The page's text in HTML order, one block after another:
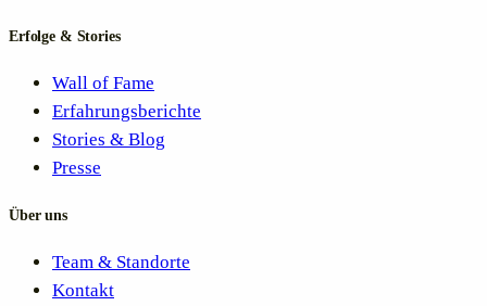
Erfolge & Stories
Wall of Fame
Erfahrungsberichte
Stories & Blog
Presse
Über uns
Team & Standorte
Kontakt